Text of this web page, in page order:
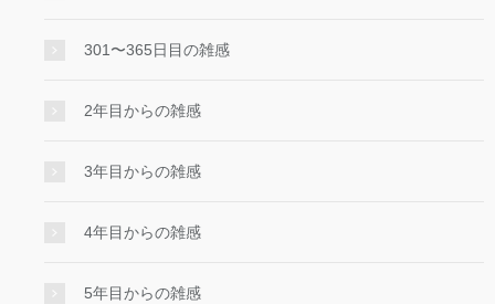
301〜365日目の雑感
2年目からの雑感
3年目からの雑感
4年目からの雑感
5年目からの雑感